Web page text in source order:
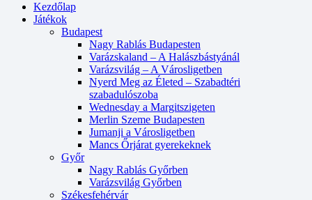
Kezdőlap
Játékok
Budapest
Nagy Rablás Budapesten
Varázskaland – A Halászbástyánál
Varázsvilág – A Városligetben
Nyerd Meg az Életed – Szabadtéri
szabadulószoba
Wednesday a Margitszigeten
Merlin Szeme Budapesten
Jumanji a Városligetben
Mancs Őrjárat gyerekeknek
Győr
Nagy Rablás Győrben
Varázsvilág Győrben
Székesfehérvár